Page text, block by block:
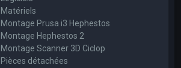
Matériels
Montage Prusa i3 Hephestos
Montage Hephestos 2
Montage Scanner 3D Ciclop
Pièces détachées